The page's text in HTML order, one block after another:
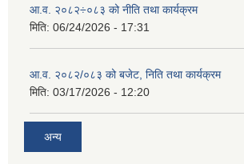
आ.व. २०८२÷०८३ को नीति तथा कार्यक्रम
मिति: 06/24/2026 - 17:31
आ.व. २०८२/०८३ को बजेट, निति तथा कार्यक्रम
मिति: 03/17/2026 - 12:20
अन्य